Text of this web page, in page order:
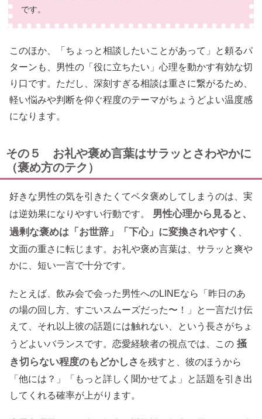
です。
このほか、「ちょっと相談したいことがあって」と頼るパ
ターンも、男性の「役に立ちたい」心理を動かす有効な切
り口です。ただし、深刻すぎる相談は重さに繋がるため、
軽い悩みや判断を仰ぐ程度のテーマがちょうどよい温度感
になります。
その５ お礼や褒め言葉はサラッとさわやかに
（褒め方のテク）
好きな男性の気を引きたくてベタ褒めしてしまうのは、実
は逆効果になりやすい行動です。
男性心理から見ると、
過剰な褒めは「お世辞」「下心」に変換されやすく
文面の重さに転じます。お礼や褒め言葉は、サラッと爽や
かに、短い一言で十分です。
たとえば、飲み会で会った男性へのLINEなら「昨日のあ
の場の回し方、すごいスムーズだった〜！」と一言だけ伝
えて、それ以上彼の話題には触れない、という長さがちょ
うどよいバランスです。恋愛経験者の視点では、この 掻
き切らない程度のもどかしさ を残すと、彼のほうから
「他には？」「もっと詳しく聞かせてよ」と話題を引き出
してくれる確率が上がります。